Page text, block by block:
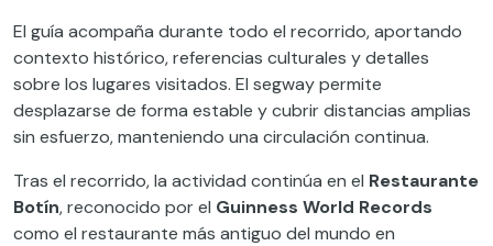
El guía acompaña durante todo el recorrido, aportando
contexto histórico, referencias culturales y detalles
sobre los lugares visitados. El segway permite
desplazarse de forma estable y cubrir distancias amplias
sin esfuerzo, manteniendo una circulación continua.
Tras el recorrido, la actividad continúa en el Restaurante
Botín, reconocido por el Guinness World Records
como el restaurante más antiguo del mundo en